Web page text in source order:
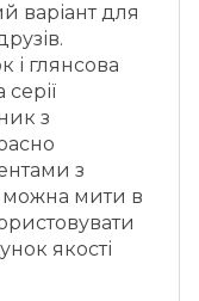
варіант для
і глянсова
з
з
можна мити в
якості